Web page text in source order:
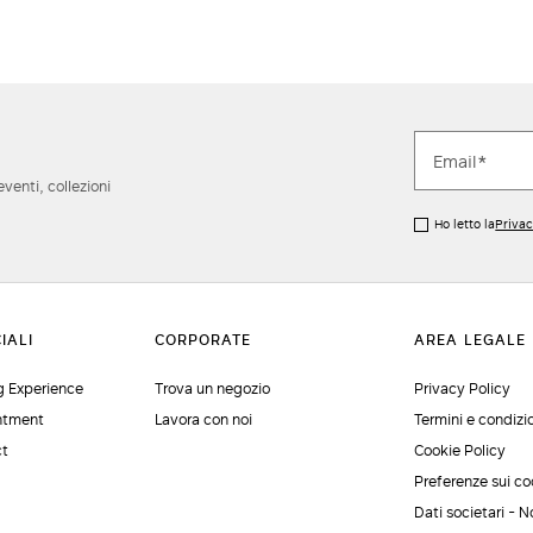
collezioni
Ho letto la
Experience
Trova un negozio
Lavora con noi
Privacy Policy
Termini e
Cookie Policy
Preferenze sui
Dati societari -